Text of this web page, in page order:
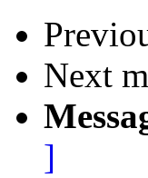
Next
]